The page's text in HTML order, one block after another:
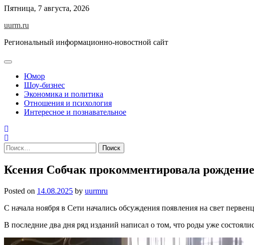
Skip
content
Пятница, 7 августа, 2026
uurm.ru
Региональный информационно-новостной сайт
Юмор
Шоу-бизнес
Экономика и политика
Отношения и психология
Интересное и познавательное
Найти:
Ксения Собчак прокомментировала
Posted on 14.08.2025 by uurmru
С начала ноября в Сети начались обсуждения появления на свет
В последние два дня ряд изданий написал о том, что роды уже